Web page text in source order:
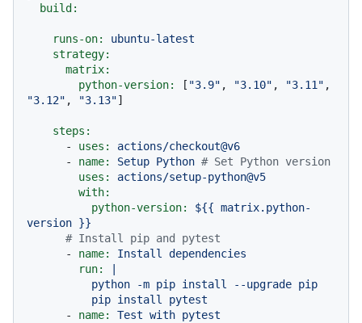
build:
runs-on:
ubuntu-latest
strategy:
matrix:
python-version:
[ "3.9" , "3.10" , "3.11"
"3.12" , "3.13"]
steps:
-
uses:
actions/checkout@v6
-
name: Setup Python # Set Python version
uses:
actions/setup-python@v5
with:
python-version:
${{ matrix.python-
version }}
# Install pip and pytest
-
name: Install
dependencies
run:
-
name: Test with pytest